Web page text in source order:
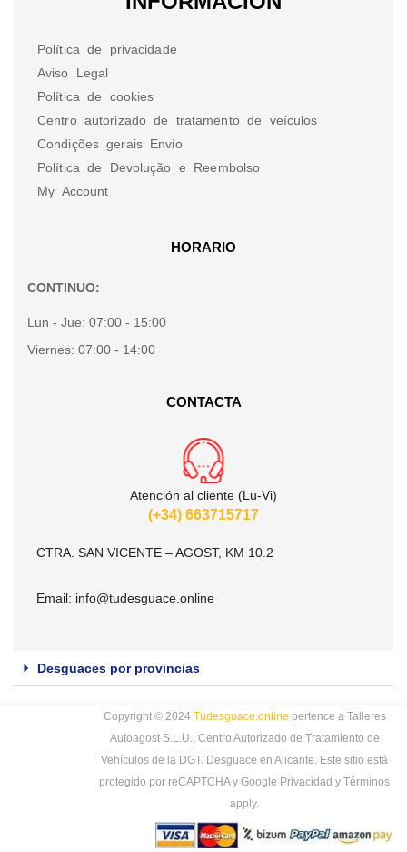
Política de privacidade
Aviso Legal
Política de cookies
Centro autorizado de tratamento de veículos
Condições gerais Envio
Política de Devolução e Reembolso
My Account
HORARIO
CONTINUO:
Lun - Jue: 07:00 - 15:00
Viernes: 07:00 - 14:00
CONTACTA
Atención al cliente (Lu-Vi)
(+34) 663715717
CTRA. SAN VICENTE – AGOST, KM 10.2
Email: info@tudesguace.online
Desguaces por provincias
Copyright © 2024 Tudesguace.online pertence a Talleres
Autoagost S.L.U., Centro Autorizado de Tratamiento de
Vehículos de la DGT. Desguace en Alicante. Este sitio está
protegido por reCAPTCHA y Google Privacidad y Términos
apply.